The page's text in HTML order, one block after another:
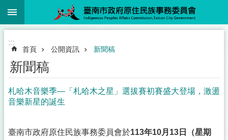
跳到主要內容區塊
:::
首頁 公開資訊 新聞稿
新聞稿
札哈木音樂季—「札哈木之星」選拔賽初賽盛大登場，激盪
音樂新星的誕生
臺南市政府原住民族事務委員會於113年10月13日（星期